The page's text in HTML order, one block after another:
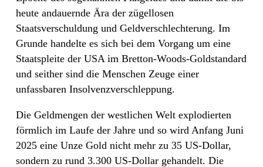
heute andauernde Ära der zügellosen
Staatsverschuldung und Geldverschlechterung. Im
Grunde handelte es sich bei dem Vorgang um eine
Staatspleite der USA im Bretton-Woods-Goldstandard
und seither sind die Menschen Zeuge einer
unfassbaren Insolvenzverschleppung.
Die Geldmengen der westlichen Welt explodierten
förmlich im Laufe der Jahre und so wird Anfang Juni
2025 eine Unze Gold nicht mehr zu 35 US-Dollar,
sondern zu rund 3.300 US-Dollar gehandelt. Die